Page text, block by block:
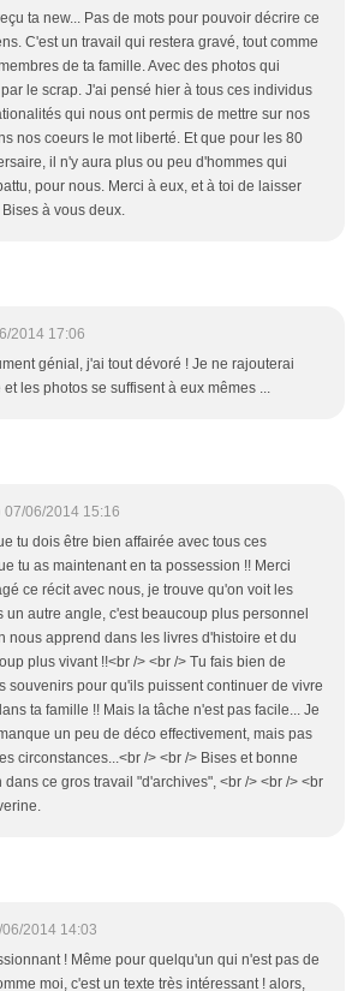
ta new... Pas de mots pour pouvoir décrire ce
C'est un travail qui restera gravé, tout comme
de ta famille. Avec des photos qui
le scrap. J'ai pensé hier à tous ces individus
qui nous ont permis de mettre sur nos
nos coeurs le mot liberté. Et que pour les 80
il n'y aura plus ou peu d'hommes qui
pour nous. Merci à eux, et à toi de laisser
à vous deux.
2014 17:06
génial, j'ai tout dévoré ! Je ne rajouterai
et les photos se suffisent à eux mêmes ...
07/06/2014 15:16
tu dois être bien affairée avec tous ces
tu as maintenant en ta possession !! Merci
ce récit avec nous, je trouve qu'on voit les
un autre angle, c'est beaucoup plus personnel
nous apprend dans les livres d'histoire et du
plus vivant !!<br /> <br /> Tu fais bien de
souvenirs pour qu'ils puissent continuer de vivre
ta famille !! Mais la tâche n'est pas facile... Je
un peu de déco effectivement, mais pas
circonstances...<br /> <br /> Bises et bonne
dans ce gros travail "d'archives", <br /> <br /> <br
2014 14:03
! Même pour quelqu'un qui n'est pas de
moi, c'est un texte très intéressant ! alors,